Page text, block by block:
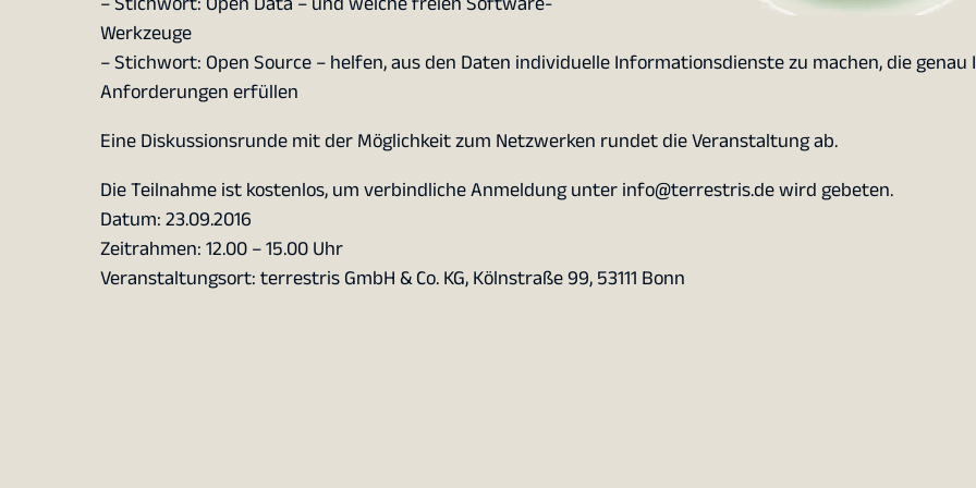
Werkzeuge
– Stichwort: Open Source – helfen, aus den Daten individuelle Informationsdienste zu machen, die genau
Anforderungen erfüllen
Eine Diskussionsrunde mit der Möglichkeit zum Netzwerken rundet die Veranstaltung ab.
Die Teilnahme ist kostenlos, um verbindliche Anmeldung unter info@terrestris.de wird gebeten.
Datum: 23.09.2016
Zeitrahmen: 12.00 – 15.00 Uhr
Veranstaltungsort: terrestris GmbH & Co. KG, Kölnstraße 99, 53111 Bonn